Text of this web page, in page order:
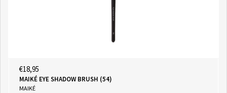
€18,95
MAIKÉ EYE SHADOW BRUSH (54)
MAIKÉ